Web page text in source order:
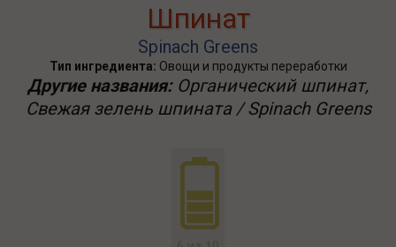
Шпинат
Spinach Greens
Тип ингредиента: Овощи и продукты переработки
Другие названия:Органический шпинат,
Свежая зелень шпината / Spinach Greens